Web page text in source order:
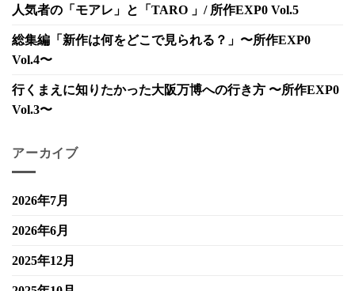
人気者の「モアレ」と「TARO 」/ 所作EXP0 Vol.5
総集編「新作は何をどこで見られる？」〜所作EXP0
Vol.4〜
行くまえに知りたかった大阪万博への行き方 〜所作EXP0
Vol.3〜
アーカイブ
2026年7月
2026年6月
2025年12月